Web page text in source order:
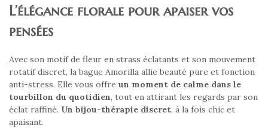
L’élégance florale pour apaiser vos
pensées
Avec son motif de fleur en strass éclatants et son mouvement
rotatif discret, la bague Amorilla allie beauté pure et fonction
anti-stress. Elle vous offre un moment de calme dans le
tourbillon du quotidien, tout en attirant les regards par son
éclat raffiné. Un bijou-thérapie discret, à la fois chic et
apaisant.